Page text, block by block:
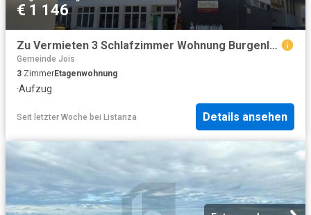
€ 1 146
Zu Vermieten 3 Schlafzimmer Wohnung Burgenland Burgenland DS104683936
Gemeinde Jois
3 ZimmerEtagenwohnung
·Aufzug
Seit letzter Woche bei Listanza Details ansehen